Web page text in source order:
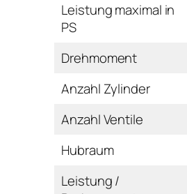
Leistung maximal in
PS
Drehmoment
Anzahl Zylinder
Anzahl Ventile
Hubraum
Leistung /